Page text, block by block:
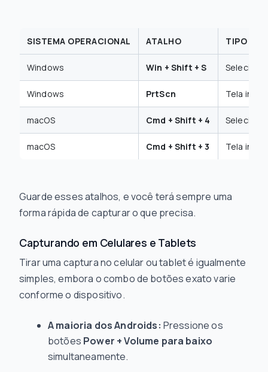
SISTEMA OPERACIONAL ATALHO TIPO DE
Windows Win + Shift + S
Windows PrtScn Tela
macOS Cmd + Shift + 4
macOS Cmd + Shift + 3 Tela
Guarde esses atalhos, e você terá sempre uma
forma rápida de capturar o que precisa.
Capturando em Celulares e Tablets
Tirar uma captura no celular ou tablet é igualmente
simples, embora o combo de botões exato varie
conforme o dispositivo.
A maioria dos Androids: Pressione os
botões Power + Volume para baixo
simultaneamente.